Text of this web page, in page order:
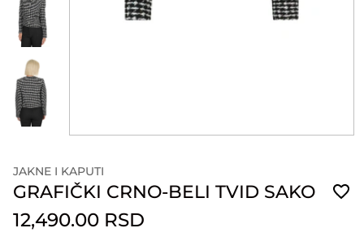
JAKNE I KAPUTI
GRAFIČKI CRNO-BELI TVID SAKO
12,490.00 RSD